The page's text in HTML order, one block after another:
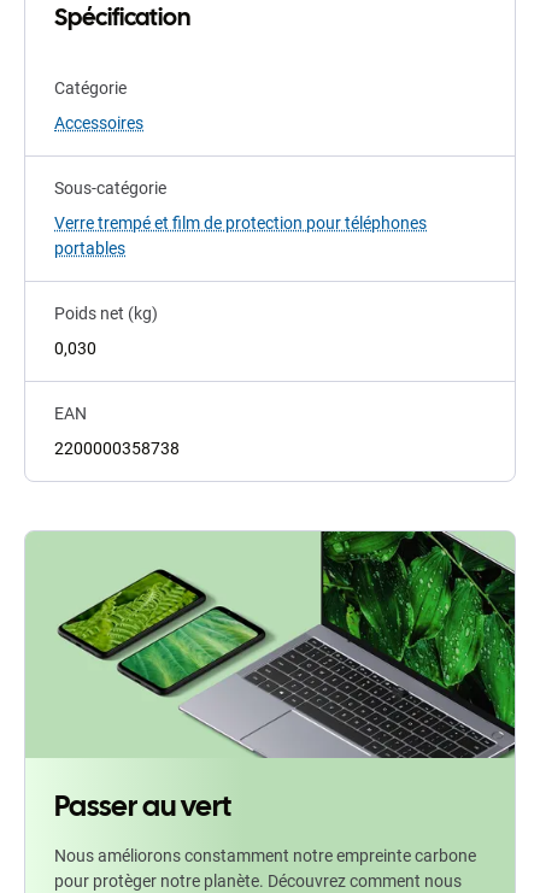
Spécification
Catégorie
Accessoires
Sous-catégorie
Verre trempé et film de protection pour téléphones
portables
Poids net (kg)
0,030
EAN
2200000358738
Passer au vert
Nous améliorons constamment notre empreinte carbone
pour protèger notre planète. Découvrez comment nous